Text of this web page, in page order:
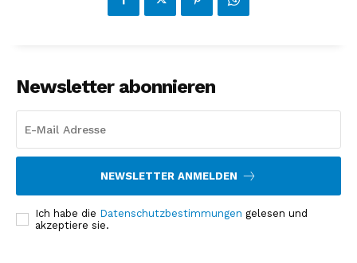
Newsletter abonnieren
NEWSLETTER ANMELDEN
Ich habe die Datenschutzbestimmungen gelesen und
akzeptiere sie.